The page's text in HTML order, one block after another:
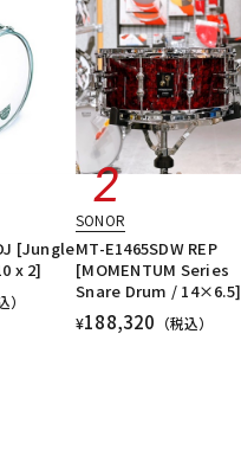
[Jungle
x 2]
）
SONOR
MT-E1465SDW REP
[MOMENTUM Series
Snare Drum / 14×6.5]
¥188,320 （税込）